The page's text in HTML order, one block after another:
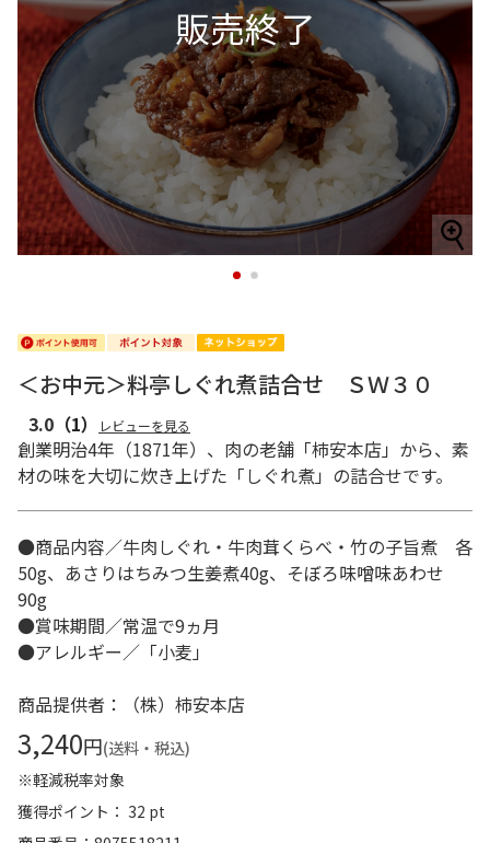
1 2
＜お中元＞料亭しぐれ煮詰合せ ＳＷ３０
3.0 （1） レビューを見る
創業明治4年（1871年）、肉の老舗「柿安本店」から、素
材の味を大切に炊き上げた「しぐれ煮」の詰合せです。
●商品内容／牛肉しぐれ・牛肉茸くらべ・竹の子旨煮 各
50g、あさりはちみつ生姜煮40g、そぼろ味噌味あわせ
90g
●賞味期間／常温で9ヵ月
●アレルギー／「小麦」
商品提供者：（株）柿安本店
3,240円(送料・税込)
※軽減税率対象
獲得ポイント： 32 pt